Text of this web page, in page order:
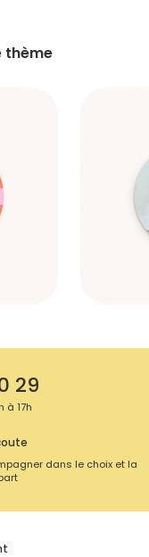
thème
29
à 17h
dans le choix et la